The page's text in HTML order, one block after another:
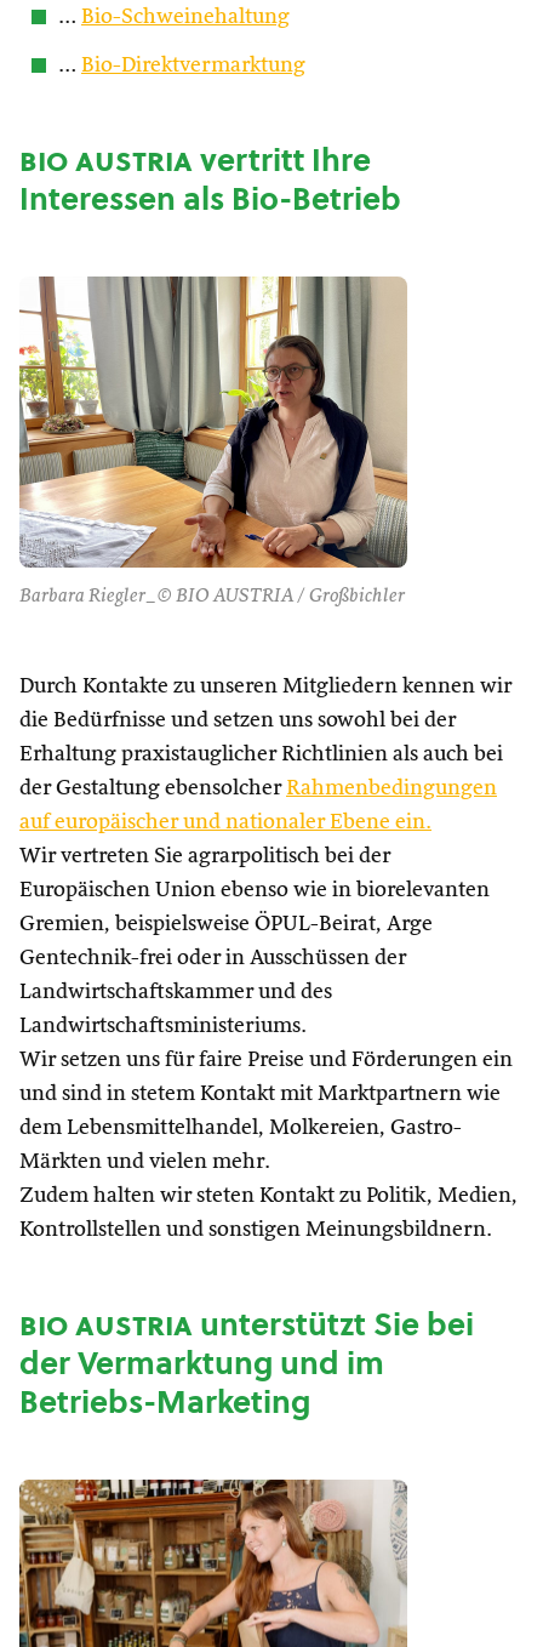
… Bio-Schweinehaltung
… Bio-Direktvermarktung
bio austriavertritt Ihre
Interessen als Bio-Betrieb
Barbara Riegler_© BIO AUSTRIA / Großbichler
Durch Kontakte zu unseren Mitgliedern kennen wir
die Bedürfnisse und setzen uns sowohl bei der
Erhaltung praxistauglicher Richtlinien als auch bei
der Gestaltung ebensolcher Rahmenbedingungen
auf europäischer und nationaler Ebene ein.
Wir vertreten Sie agrarpolitisch bei der
Europäischen Union ebenso wie in biorelevanten
Gremien, beispielsweise ÖPUL-Beirat, Arge
Gentechnik-frei oder in Ausschüssen der
Landwirtschaftskammer und des
Landwirtschaftsministeriums.
Wir setzen uns für faire Preise und Förderungen ein
und sind in stetem Kontakt mit Marktpartnern wie
dem Lebensmittelhandel, Molkereien, Gastro-
Märkten und vielen mehr.
Zudem halten wir steten Kontakt zu Politik, Medien,
Kontrollstellen und sonstigen Meinungsbildnern.
bio austriaunterstützt Sie bei
der Vermarktung und im
Betriebs-Marketing